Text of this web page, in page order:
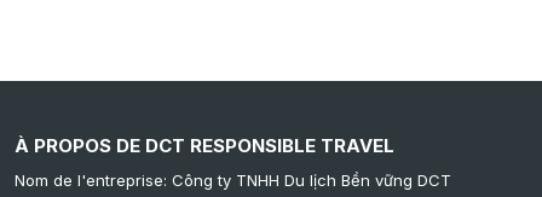
À PROPOS DE DCT RESPONSIBLE TRAVEL
Nom de l'entreprise: Công ty TNHH Du lịch Bền vững DCT